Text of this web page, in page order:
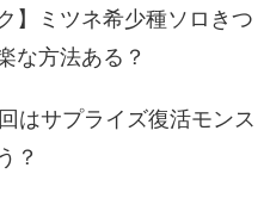
】ミツネ希少種ソロきつ
な方法ある？
はサプライズ復活モンス
？